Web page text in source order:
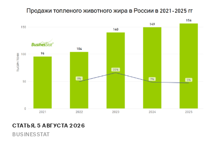
СТАТЬЯ, 5 АВГУСТА 2026
BUSINESSTAT